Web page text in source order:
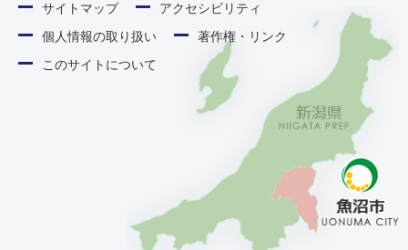
サイトマップ
アクセシビリティ
個人情報の取り扱い
著作権・リンク
このサイトについて